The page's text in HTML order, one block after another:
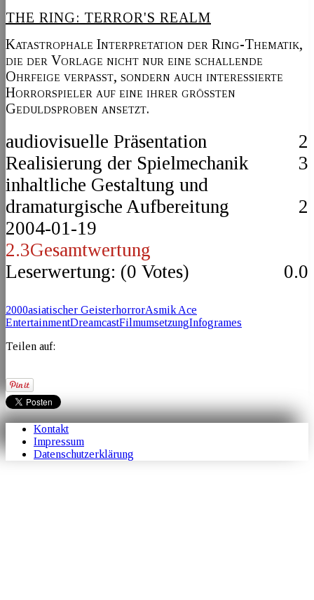
THE RING: TERROR'S REALM
Katastrophale Interpretation der Ring-Thematik,
die der Vorlage nicht nur eine schallende
Ohrfeige verpasst, sondern auch interessierte
Horrorspieler auf eine ihrer grössten
Geduldsproben ansetzt.
audiovisuelle Präsentation
2
Realisierung der Spielmechanik
3
inhaltliche Gestaltung und
dramaturgische Aufbereitung
2
2004-01-19
2.3Gesamtwertung
Leserwertung: (0 Votes) 0.0
2000asiatischer GeisterhorrorAsmik Ace
EntertainmentDreamcastFilmumsetzungInfogrames
Teilen auf:
Kontakt
Impressum
Datenschutzerklärung